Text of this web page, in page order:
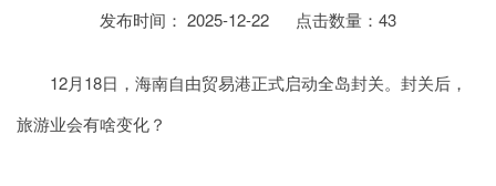
发布时间： 2025-12-22 点击数量： 43
12月18日，海南自由贸易港正式启动全岛封关。封关后，
旅游业会有啥变化？